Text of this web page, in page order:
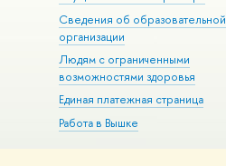
Сведения об образовательной
организации
Людям с ограниченными
возможностями здоровья
Единая платежная страница
Работа в Вышке